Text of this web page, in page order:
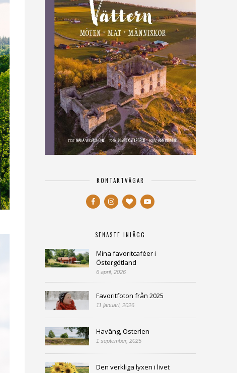
KONTAKTVÄGAR
SENASTE INLÄGG
Mina favoritcaféer i
Östergötland
6 april, 2026
Favoritfoton från 2025
11 januari, 2026
Haväng, Österlen
1 september, 2025
Den verkliga lyxen i livet